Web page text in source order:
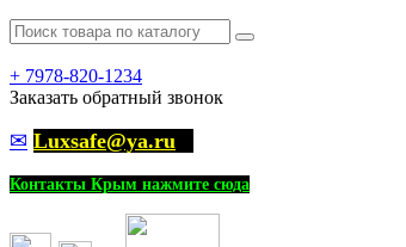
+ 7978-820-1234
Заказать обратный звонок
✉ Luxsafe@ya.ru
Контакты Крым нажмите сюда